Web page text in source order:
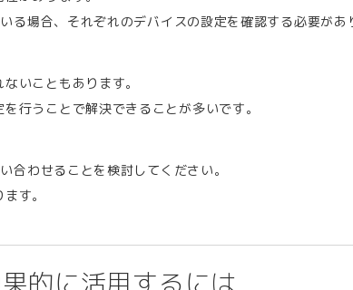
場合、それぞれのデバイスの設定を確認する必要があ
いこともあります。
行うことで解決できることが多いです。
わせることを検討してください。
す。